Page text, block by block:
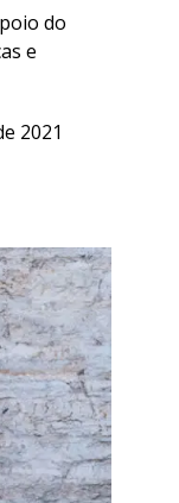
do
e
2021